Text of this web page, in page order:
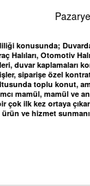
Otomotiv
duvar
siparişe özel
toplu konut,
mamül,
ilk kez ortaya
ürün ve hizmet